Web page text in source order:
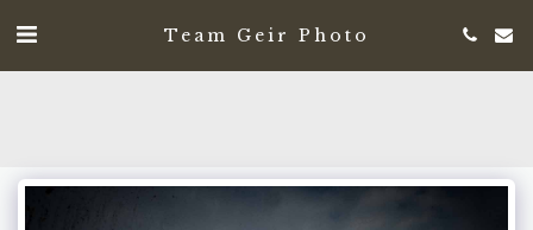
Team Geir Photo